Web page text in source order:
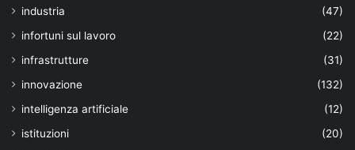
industria
(47)
infortuni sul lavoro
(22)
infrastrutture
(31)
innovazione
(132)
intelligenza artificiale
(12)
istituzioni
(20)